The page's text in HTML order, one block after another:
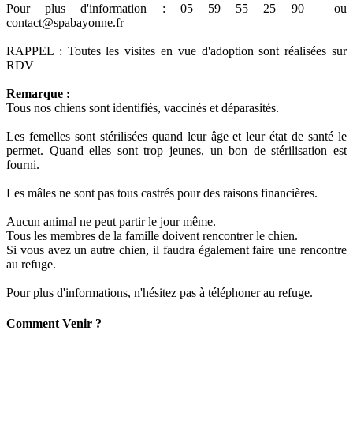
Pour plus d'information : 05 59 55 25 90 ou
contact@spabayonne.fr
RAPPEL : Toutes les visites en vue d'adoption sont réalisées sur
RDV
Remarque :
Tous nos chiens sont identifiés, vaccinés et déparasités.
Les femelles sont stérilisées quand leur âge et leur état de santé le
permet. Quand elles sont trop jeunes, un bon de stérilisation est
fourni.
Les mâles ne sont pas tous castrés pour des raisons financières.
Aucun animal ne peut partir le jour même.
Tous les membres de la famille doivent rencontrer le chien.
Si vous avez un autre chien, il faudra également faire une rencontre
au refuge.
Pour plus d'informations, n'hésitez pas à téléphoner au refuge.
Comment Venir ?